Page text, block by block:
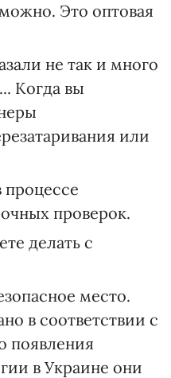
Это оптовая
не так и много
Когда вы
или
проверок.
делать с
место.
в соответствии с
появления
в Украине они